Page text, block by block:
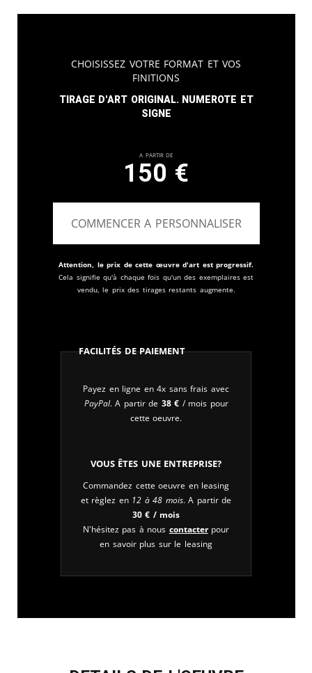
Choisissez votre format et vos
finitions
Tirage d'art original. Numerote et
signe
A partir de
150 €
COMMENCER A PERSONNALISER
Attention, le prix de cette œuvre d'art est progressif.
Cela signifie qu'à chaque fois qu'un des exemplaires est
vendu, le prix des tirages restants augmente.
Facilités de paiement
Payez en ligne en 4x sans frais avec
PayPal. A partir de 38 € / mois pour
cette oeuvre.
Vous êtes une entreprise?
Commandez cette oeuvre en leasing
et règlez en 12 à 48 mois. A partir de
30€ / mois
N'hésitez pas à nous contacterpour
en savoir plus sur le leasing